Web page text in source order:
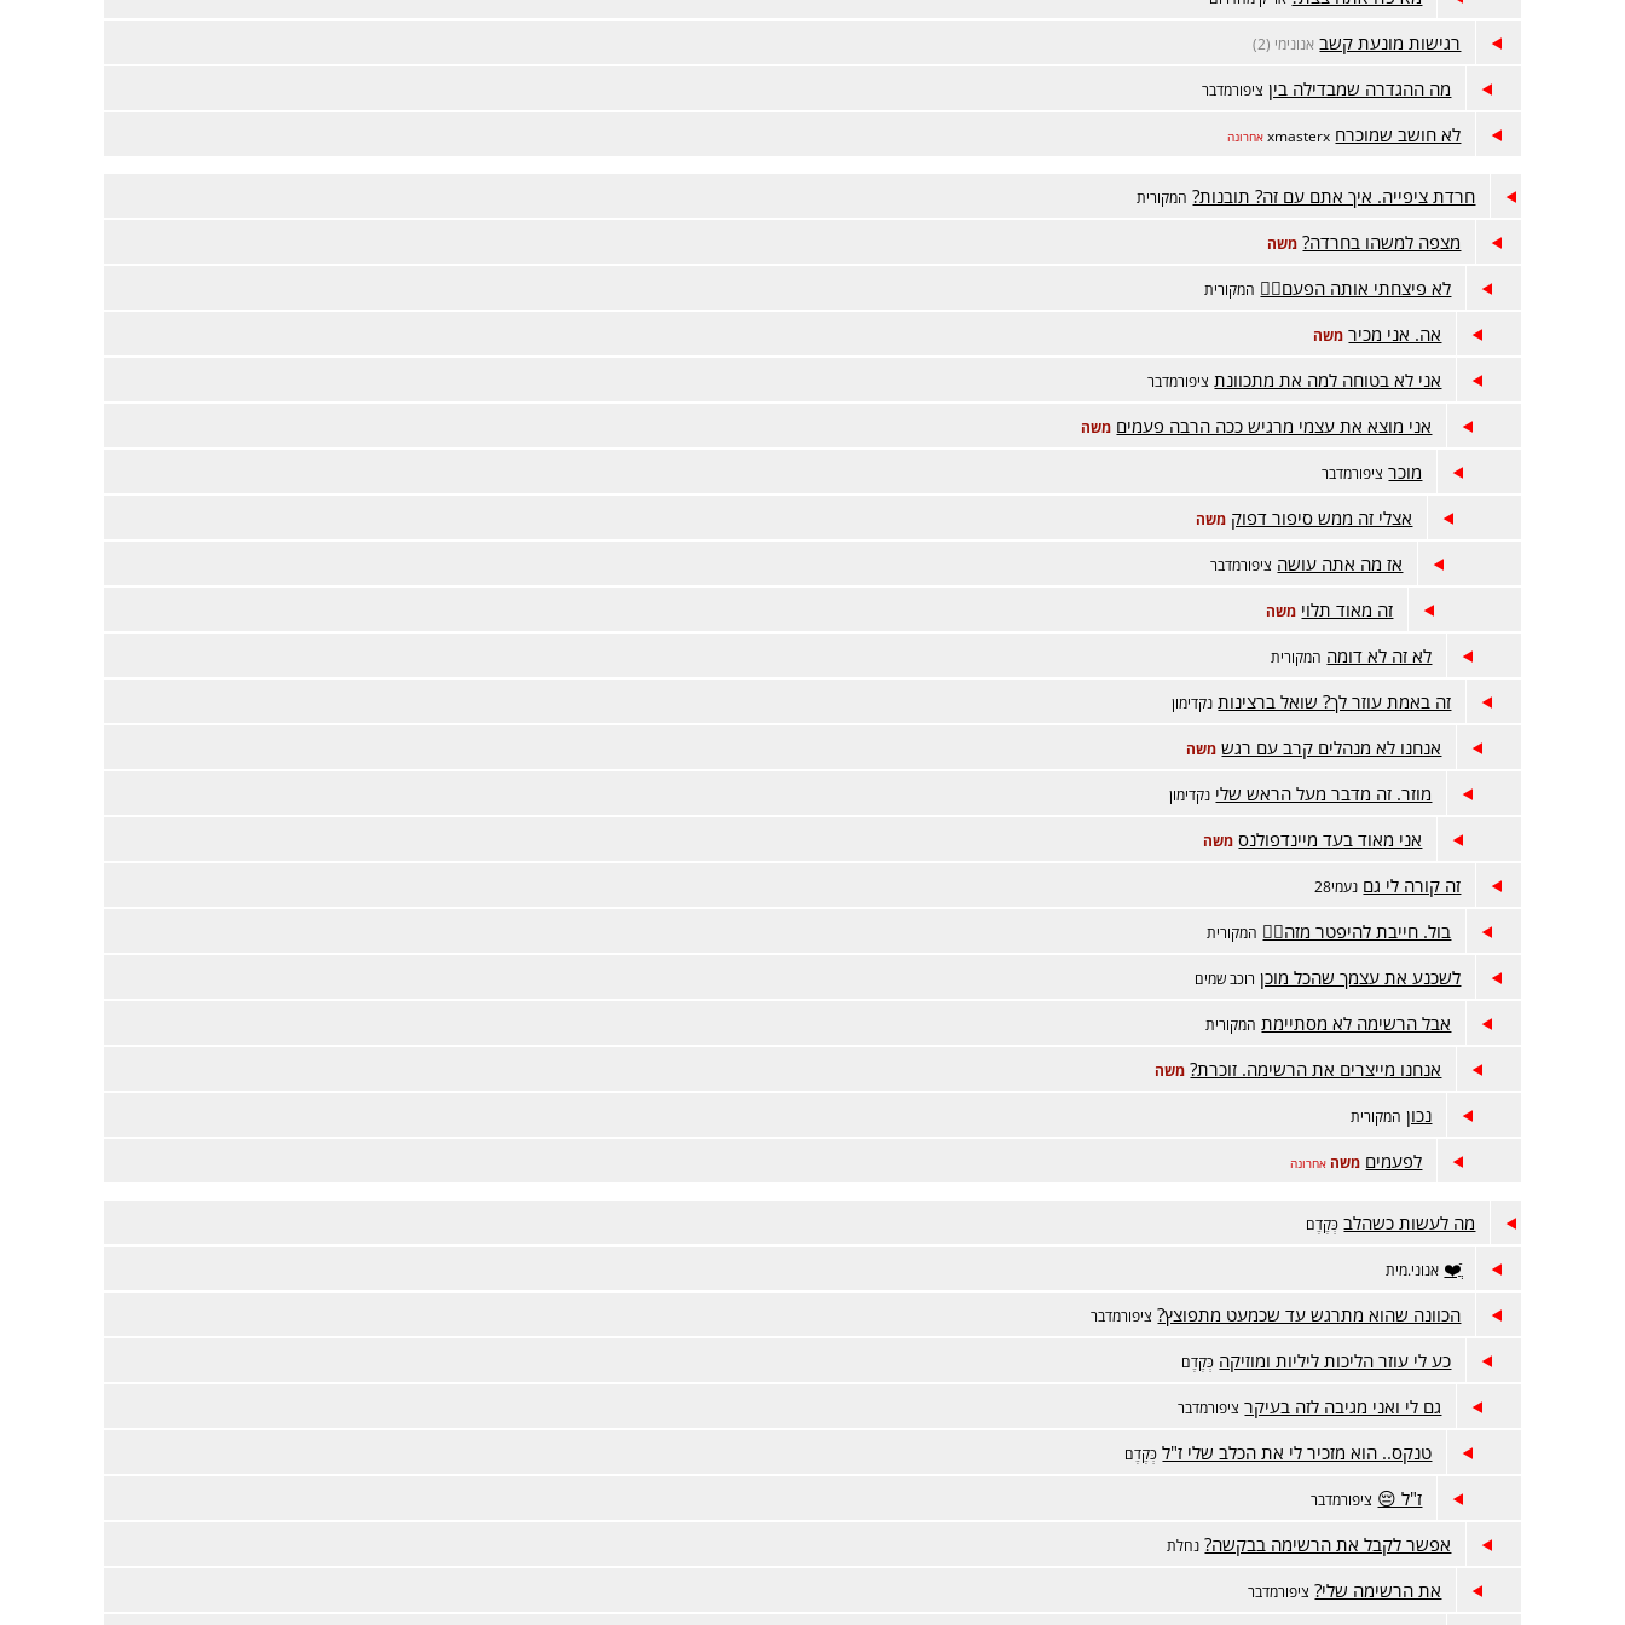
רגישות מונעת קשב אנונימי (2)
מה ההגדרה שמבדילה בין ציפורמדבר
לא חושב שמוכרח xmasterx אחרונה
חרדת ציפייה. איך אתם עם זה? תובנות? המקורית
מצפה למשהו בחרדה? משה
לא פיצחתי אותה הפעם😵‍💫 המקורית
אה. אני מכיר משה
אני לא בטוחה למה את מתכוונת ציפורמדבר
אני מוצא את עצמי מרגיש ככה הרבה פעמים משה
מוכר ציפורמדבר
אצלי זה ממש סיפור דפוק משה
אז מה אתה עושה ציפורמדבר
זה מאוד תלוי משה
לא זה לא דומה המקורית
זה באמת עוזר לך? שואל ברצינות נקדימון
אנחנו לא מנהלים קרב עם רגש משה
מוזר. זה מדבר מעל הראש שלי נקדימון
אני מאוד בעד מיינדפולנס משה
זה קורה לי גם נעמי28
בול. חייבת להיפטר מזה😵‍💫 המקורית
לשכנע את עצמך שהכל מוכן רוכב שמים
אבל הרשימה לא מסתיימת המקורית
אנחנו מייצרים את הרשימה. זוכרת? משה
נכון המקורית
לפעמים משה אחרונה
מה לעשות כשהלב כְּקֶדֶם
ֲֿ❤️ אנוני.מית
הכוונה שהוא מתרגש עד שכמעט מתפוצץ? ציפורמדבר
כע לי עוזר הליכות ליליות ומוזיקה כְּקֶדֶם
גם לי ואני מגיבה לזה בעיקר ציפורמדבר
טנקס.. הוא מזכיר לי את הכלב שלי ז"ל כְּקֶדֶם
ז"ל 😔 ציפורמדבר
אפשר לקבל את הרשימה בבקשה? נחלת
את הרשימה שלי? ציפורמדבר